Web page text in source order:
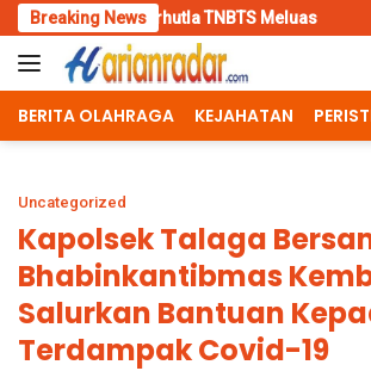
Skip
to
content
Breaking News
TNBTS Meluas Pakar Hukum
BERITA OLAHRAGA KEJAHATAN
Uncategorized
Kapolsek Talaga
Bhabinkantibmas
Salurkan Bantuan
Terdampak Covid-19